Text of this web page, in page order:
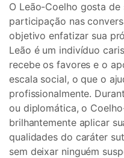
O Leão-Coelho gosta
participação nas
objetivo enfatizar sua
Leão é um indivíduo
recebe os favores e o
escala social, o que o
profissionalmente.
ou diplomática, o
brilhantemente aplicar
qualidades do caráter
sem deixar ninguém